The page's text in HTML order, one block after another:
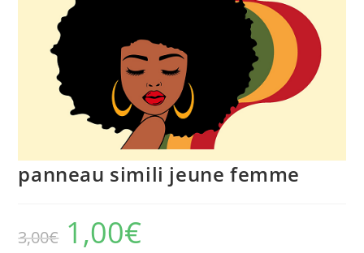
panneau simili jeune femme
3,00€ 1,00€